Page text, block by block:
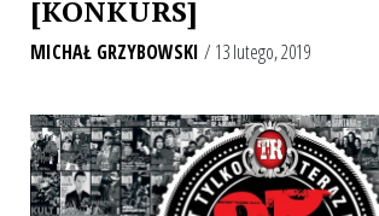
[KONKURS]
MICHAŁ GRZYBOWSKI / 13 lutego, 2019